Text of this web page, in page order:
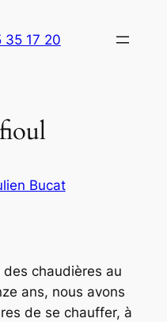
35 17 20
Bucat
chaudières au
ans, nous avons
de se chauffer, à